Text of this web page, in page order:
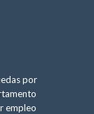
por
empleo